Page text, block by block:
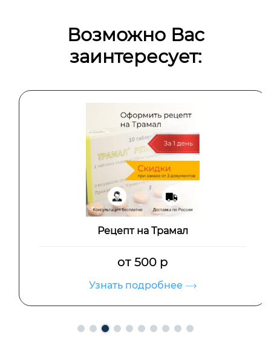
Возможно Вас
заинтересует:
Рецепт на Трамал
от 500 р
Узнать подробнее